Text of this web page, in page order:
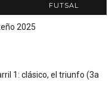
FUTSAL
2025
1: clásico, el triunfo (3a